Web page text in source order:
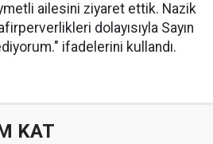
ailesini ziyaret ettik. Nazik
dolayısıyla Sayın
ifadelerini kullandı.
KAT